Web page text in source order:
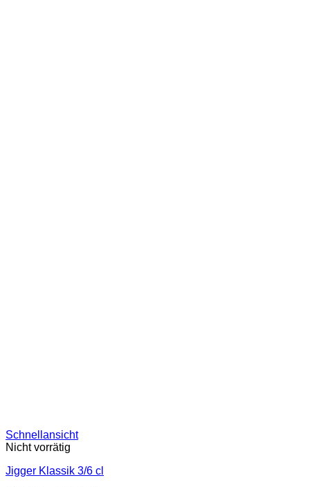
Schnellansicht
Nicht vorrätig
Jigger Klassik 3/6 cl